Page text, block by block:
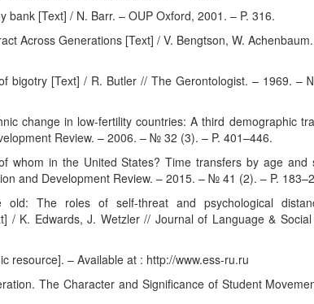
bank [Text] / N. Barr. – OUP Oxford, 2001. – P. 316.
Across Generations [Text] / V. Bengtson, W.
bigotry [Text] / R. Butler // The Gerontologist. – 1969.
change in low-fertility countries: A third demographic
Review. – 2006. – № 32 (3). – P. 401–446.
whom in the United States? Time transfers by age and
and Development Review. – 2015. – № 41 (2). – P.
The roles of self-threat and psychological
/ K. Edwards, J. Wetzler // Journal of Language &
resource]. – Available at : http://www.ess-ru.ru
The Character and Significance of Student